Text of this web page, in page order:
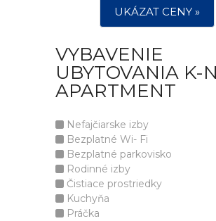
UKÁZAT CENY »
VYBAVENIE
UBYTOVANIA K-
APARTMENT
Nefajčiarske izby
Bezplatné Wi- Fi
Bezplatné parkovisko
Rodinné izby
Čistiace prostriedky
Kuchyňa
Práčka